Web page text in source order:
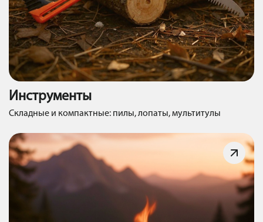
Инструменты
Складные и компактные: пилы, лопаты, мультитулы